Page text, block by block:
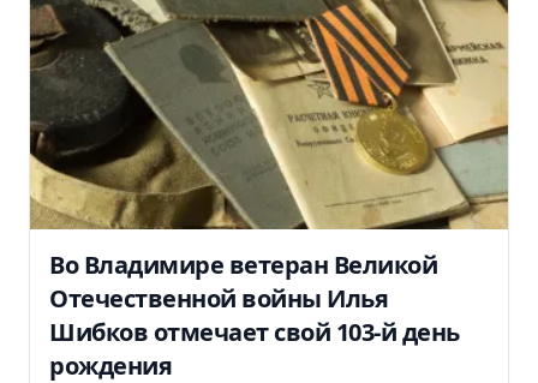
Во Владимире ветеран Великой
Отечественной войны Илья
Шибков отмечает свой 103-й день
рождения